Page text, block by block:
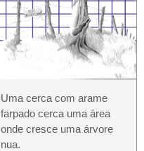
Uma cerca com arame
farpado cerca uma área
onde cresce uma árvore
nua.